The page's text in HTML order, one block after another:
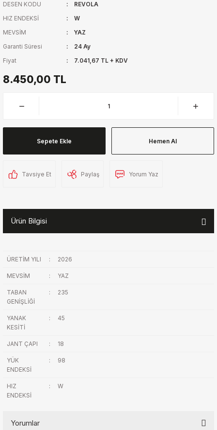
DESEN KODU
REVOLA
HIZ ENDEKSİ
W
MEVSİM
YAZ
Garanti Süresi
24 Ay
Fiyat
7.041,67 TL + KDV
8.450,00 TL
Sepete Ekle Hemen Al
Tavsiye Et Paylaş Yorum Yaz
Ürün Bilgisi
ÜRETİM YILI : 2026
MEVSİM : YAZ
TABAN
GENİŞLİĞİ
: 235
YANAK
KESİTİ
: 45
JANT ÇAPI : 18
YÜK
ENDEKSİ
: 98
HIZ
ENDEKSİ
: W
Yorumlar